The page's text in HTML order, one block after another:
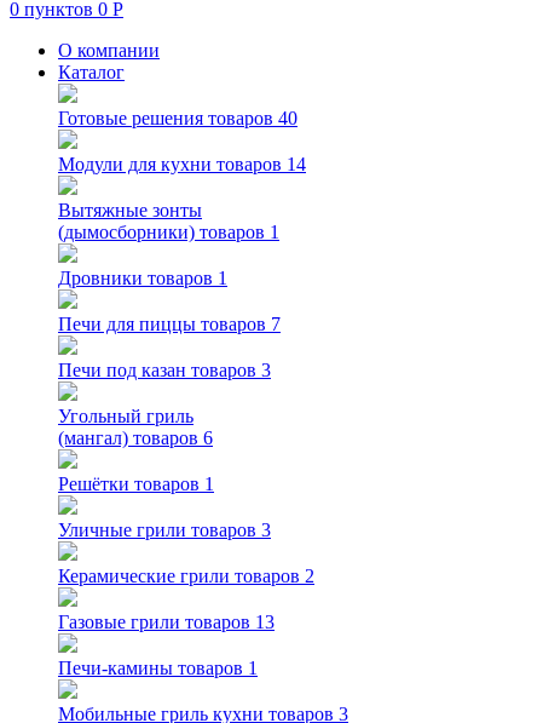
0 пунктов 0 Р
О компании
Каталог
Готовые решения товаров 40
Модули для кухни товаров 14
Вытяжные зонты
(дымосборники) товаров 1
Дровники товаров 1
Печи для пиццы товаров 7
Печи под казан товаров 3
Угольный гриль
(мангал) товаров 6
Решётки товаров 1
Уличные грили товаров 3
Керамические грили товаров 2
Газовые грили товаров 13
Печи-камины товаров 1
Мобильные гриль кухни товаров 3